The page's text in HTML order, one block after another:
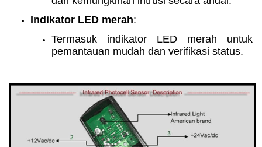
Indikator LED merah:
Termasuk indikator LED merah untuk
pemantauan mudah dan verifikasi status.